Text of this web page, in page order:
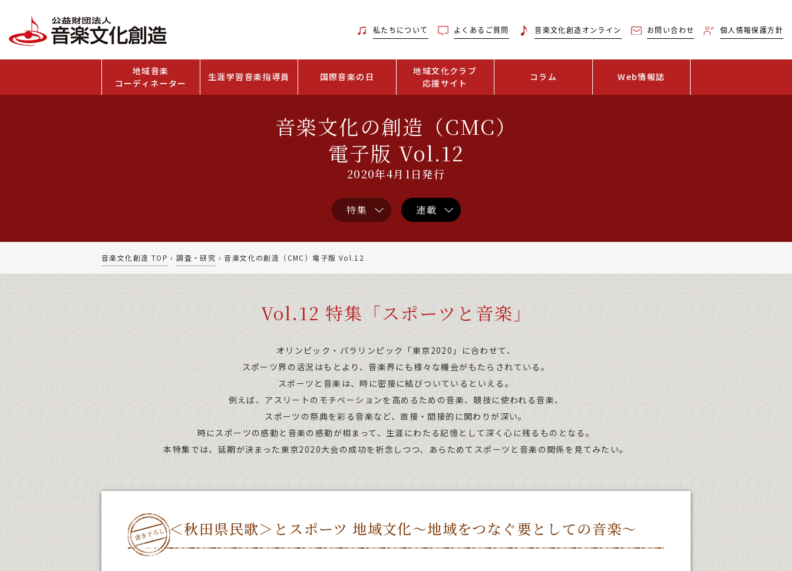
私たちについて よくあるご質問 音楽文化創造オンライン お問い合わせ 個人情報保護方針
地域音楽
コーディネーター
生涯学習音楽指導員 国際音楽の日
地域文化クラブ
応援サイト
コラム Web情報誌
音楽文化の創造（CMC）
電子版 Vol.12
2020年4月1日発行
特集 連載
音楽文化創造 TOP ›調査・研究 › 音楽文化の創造（CMC）電子版 Vol.12
Vol.12 特集「スポーツと音楽」
オリンピック・パラリンピック「東京2020」に合わせて、
スポーツ界の活況はもとより、音楽界にも様々な機会がもたらされている。
スポーツと音楽は、時に密接に結びついているといえる。
例えば、アスリートのモチベーションを高めるための音楽、競技に使われる音楽、
スポーツの祭典を彩る音楽など、直接・間接的に関わりが深い。
時にスポーツの感動と音楽の感動が相まって、生涯にわたる記憶として深く心に残るものとなる。
本特集では、延期が決まった東京2020大会の成功を祈念しつつ、あらためてスポーツと音楽の関係を見てみたい。
＜秋田県民歌＞とスポーツ 地域文化～地域をつなぐ要としての音楽～